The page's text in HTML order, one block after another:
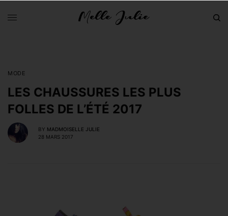
MODE
LES CHAUSSURES LES PLUS
FOLLES DE L’ÉTÉ 2017
BY MADMOISELLE JULIE
28 MARS 2017